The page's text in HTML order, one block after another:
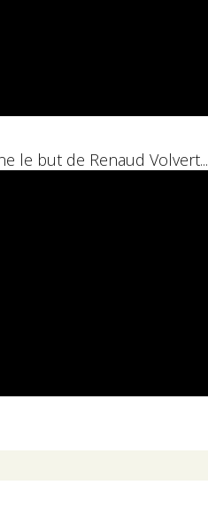
le but de Renaud Volvert...